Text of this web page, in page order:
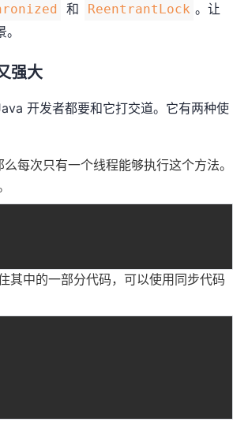
和 ReentrantLock 。让
强大
开发者都要和它打交道。它有两种使
么每次只有一个线程能够执行这个方法。
其中的一部分代码，可以使用同步代码